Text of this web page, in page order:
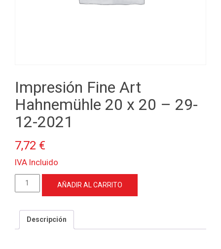
Impresión Fine Art
Hahnemühle 20 x 20 – 29-
12-2021
7,72 €
IVA Incluido
Impresión
Fine
Hahnemühle
AÑADIR AL CARRITO
Descripción